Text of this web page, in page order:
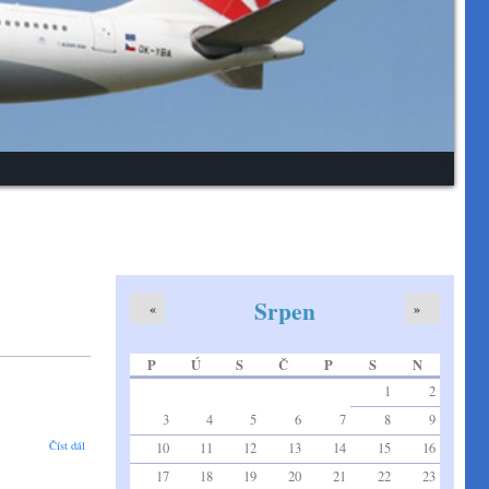
Číst dál Nové číslo časopisu 3-2024 of the CEAS Bulletin
Srpen
« »
P Ú S Č P S N
1
2
3
4 5 6 7 8
9
10
11 12 13 14 15
16
17
18 19 20 21 22 23